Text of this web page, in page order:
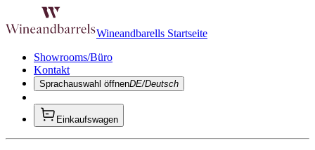
Wineandbarells Startseite
Showrooms/Büro
Kontakt
Sprachauswahl öffnenDE/Deutsch
Einkaufswagen